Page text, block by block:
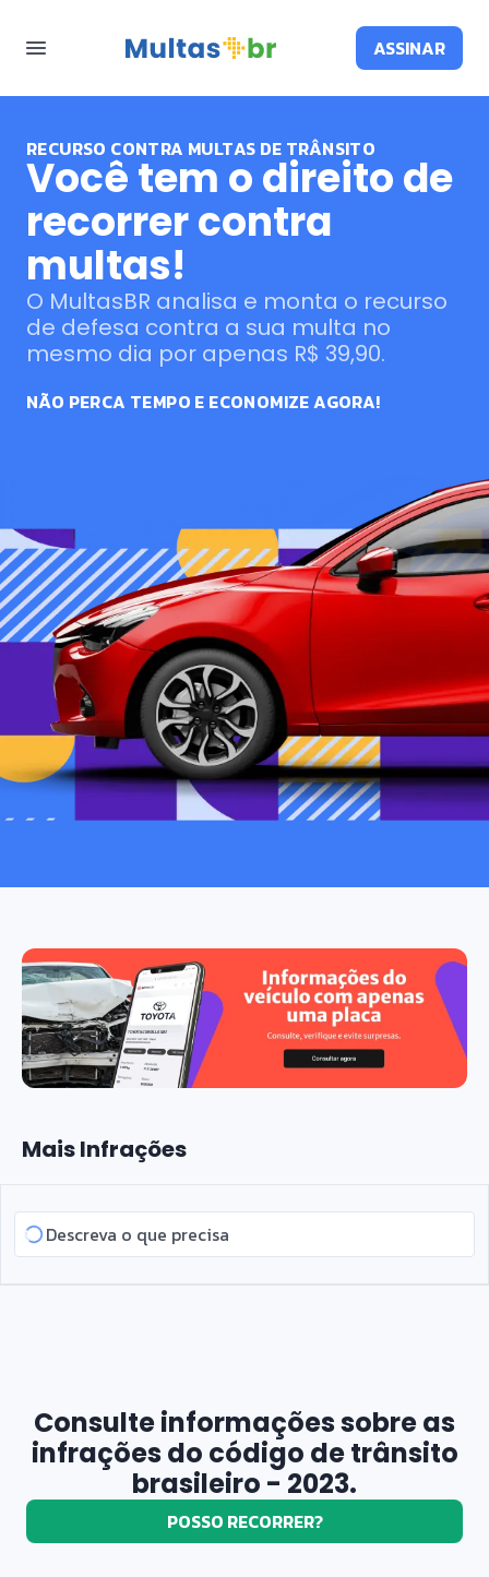
ASSINAR
RECURSO CONTRA MULTAS DE TRÂNSITO
Você tem o direito de
recorrer contra
multas!
O MultasBR analisa e monta o recurso
de defesa contra a sua multa no
mesmo dia por apenas R$ 39,90.
NÃO PERCA TEMPO E ECONOMIZE AGORA!
Mais Infrações
Consulte informações sobre as
infrações do código de trânsito
brasileiro - 2023.
POSSO RECORRER?